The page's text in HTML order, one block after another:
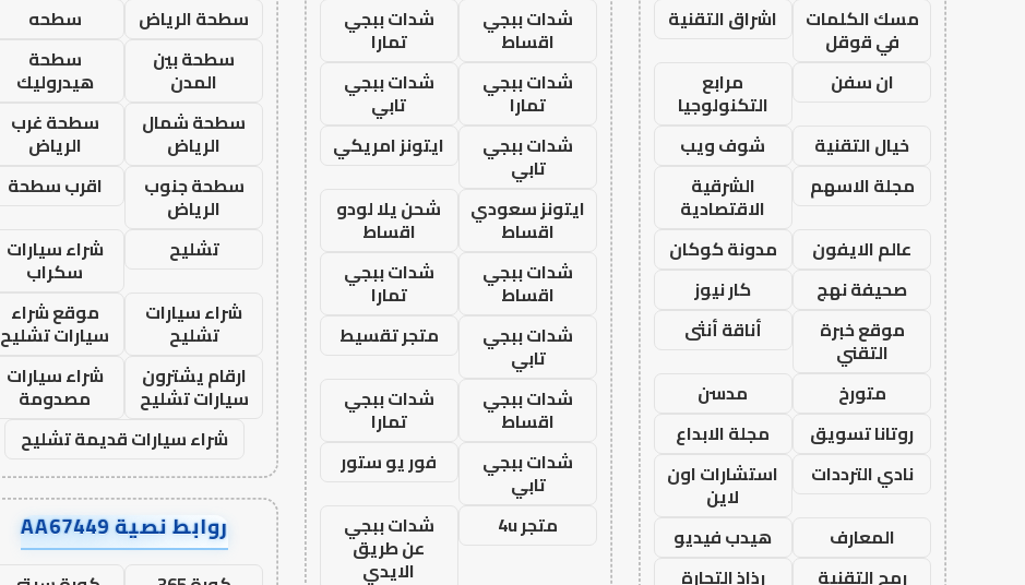
مسك الكلمات
في قوقل
اشراق التقنية
ان سفن
مرابع
التكنولوجيا
خيال التقنية
شوف ويب
مجلة الاسهم
الشرقية
الاقتصادية
عالم الايفون
مدونة كوكان
صحيفة نهج
كار نيوز
موقع خبرة
التقني
أناقة أنثى
متورخ
مدسن
روتانا تسويق
مجلة الابداع
نادي الترددات
استشارات اون
لاين
المعارف
هيدب فيديو
رمح التقنية
رذاذ التجارة
شدات ببجي
اقساط
شدات ببجي
تمارا
شدات ببجي
تمارا
شدات ببجي
تابي
شدات ببجي
تابي
ايتونز امريكي
ايتونز سعودي
اقساط
شحن يلا لودو
اقساط
شدات ببجي
اقساط
شدات ببجي
تمارا
شدات ببجي
تابي
متجر تقسيط
شدات ببجي
اقساط
شدات ببجي
تمارا
شدات ببجي
تابي
فور يو ستور
متجر 4u
شدات ببجي
عن طريق
الايدي
سطحة الرياض
سطحه
سطحة بين
المدن
سطحة
هيدروليك
سطحة شمال
الرياض
سطحة غرب
الرياض
سطحة جنوب
الرياض
اقرب سطحة
تشليح
شراء سيارات
سكراب
شراء سيارات
تشليح
موقع شراء
سيارات تشليح
ارقام يشترون
سيارات تشليح
شراء سيارات
مصدومة
شراء سيارات قديمة تشليح
روابط نصية AA67449